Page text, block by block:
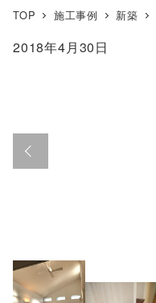
TOP 施工事例 新築
2018年4月30日